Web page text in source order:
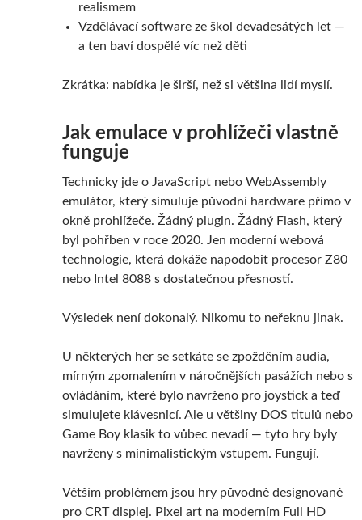
realismem
Vzdělávací software ze škol devadesátých let —
a ten baví dospělé víc než děti
Zkrátka: nabídka je širší, než si většina lidí myslí.
Jak emulace v prohlížeči vlastně
funguje
Technicky jde o JavaScript nebo WebAssembly
emulátor, který simuluje původní hardware přímo v
okně prohlížeče. Žádný plugin. Žádný Flash, který
byl pohřben v roce 2020. Jen moderní webová
technologie, která dokáže napodobit procesor Z80
nebo Intel 8088 s dostatečnou přesností.
Výsledek není dokonalý. Nikomu to neřeknu jinak.
U některých her se setkáte se zpožděním audia,
mírným zpomalením v náročnějších pasážích nebo s
ovládáním, které bylo navrženo pro joystick a teď
simulujete klávesnicí. Ale u většiny DOS titulů nebo
Game Boy klasik to vůbec nevadí — tyto hry byly
navrženy s minimalistickým vstupem. Fungují.
Větším problémem jsou hry původně designované
pro CRT displej. Pixel art na moderním Full HD